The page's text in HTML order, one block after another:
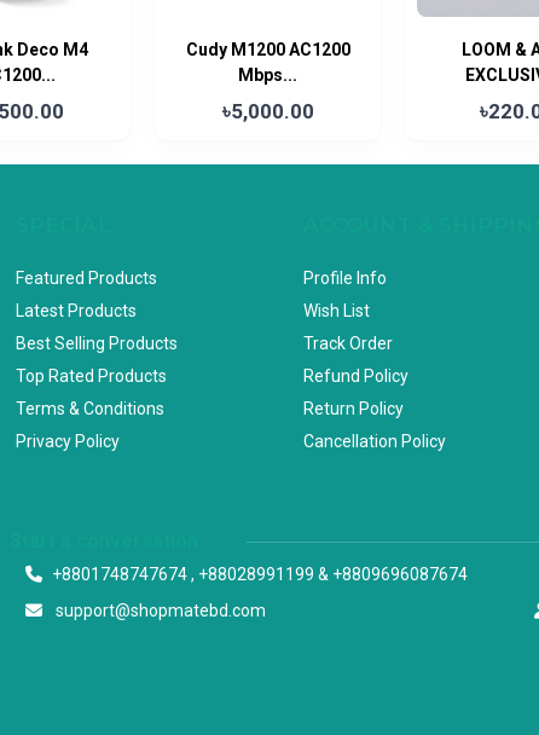
Deco M4
Cudy M1200 AC1200
Mbps...
৳5,000.00
LOOM &
Featured Products
Latest Products
Best Selling Products
Top Rated Products
Terms & Conditions
Privacy Policy
Profile Info
Wish List
Track Order
Refund Policy
Return Policy
Cancellation Policy
+8801748747674 , +88028991199 & +8809696087674
support@shopmatebd.com